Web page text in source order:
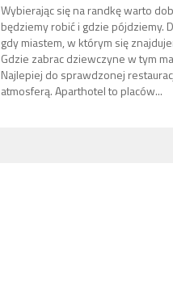
Wybierając się na randkę warto
będziemy robić i gdzie pójdziemy.
gdy miastem, w którym się
Gdzie zabrac dziewczyne w tym
Najlepiej do sprawdzonej
atmosferą. Aparthotel to placów...